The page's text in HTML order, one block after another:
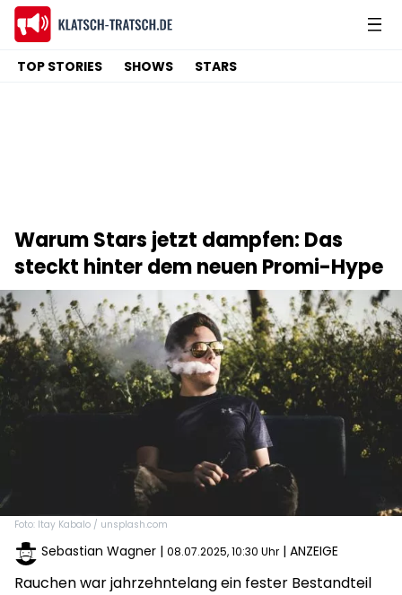
TOP STORIES SHOWS STARS
Warum Stars jetzt dampfen: Das
steckt hinter dem neuen Promi-Hype
Foto: Itay Kabalo / unsplash.com
Sebastian Wagner | 08.07.2025, 10:30 Uhr | ANZEIGE
Rauchen war jahrzehntelang ein fester Bestandteil